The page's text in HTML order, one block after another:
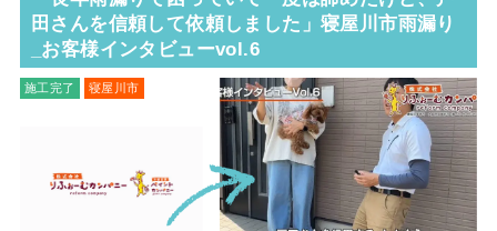
田さんを信頼して依頼しました」寝屋川市雨漏り
_お客様インタビューvol.6
施工完了
寝屋川市